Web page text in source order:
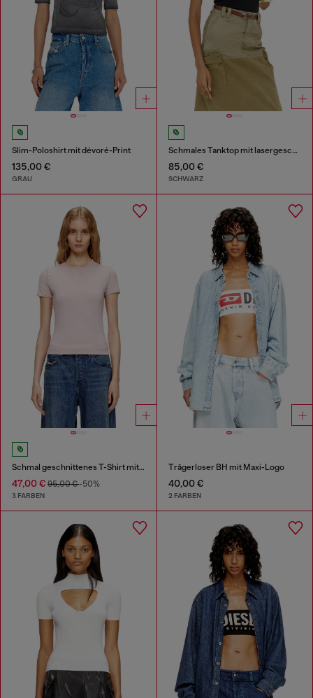
Slim-Poloshirt mit dévoré-Print
135,00 €
GRAU
Schmales Tanktop mit lasergeschnittenem Oval D
85,00 €
SCHWARZ
Schmal geschnittenes T-Shirt mit metallischem Oval D
47,00 € 95,00 €-50%
3 FARBEN
Trägerloser BH mit Maxi-Logo
40,00 €
2 FARBEN